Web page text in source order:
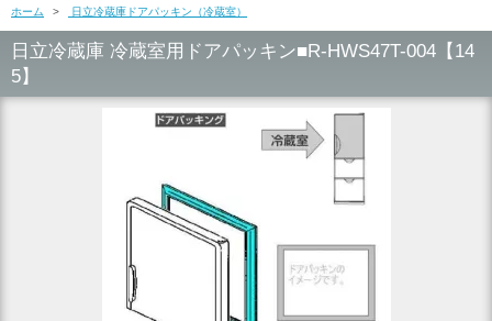
ホーム
> 日立冷蔵庫ドアパッキン（冷蔵室）
日立冷蔵庫 冷蔵室用ドアパッキン■R-HWS47T-004【14
5】